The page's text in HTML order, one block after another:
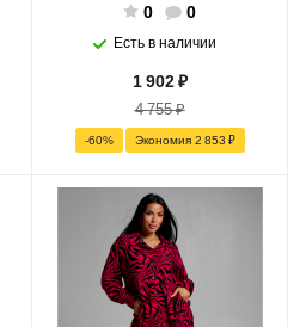
0
0
Есть в наличии
1 902₽
4 755₽
-60% Экономия 2 853 ₽